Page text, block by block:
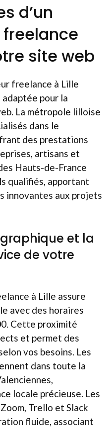
d’un
site web
freelance à Lille
pour la
La métropole lilloise
dans le
des prestations
artisans et
Hauts-de-France
qualifiés, apportant
innovantes aux projets
et la
de votre
à Lille assure
avec des horaires
Cette proximité
et permet des
vos besoins. Les
dans toute la
locale précieuse. Les
Trello et Slack
fluide, associant